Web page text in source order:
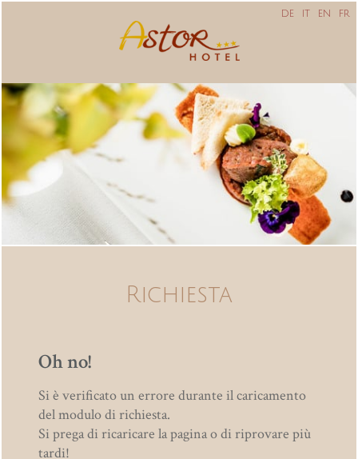
DE IT EN FR
Richiesta
Oh no!
Si è verificato un errore durante il caricamento
del modulo di richiesta.
Si prega di ricaricare la pagina o di riprovare più
tardi!